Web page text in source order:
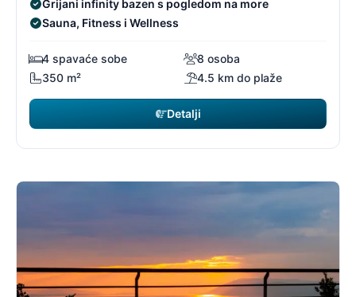
Grijani infinity bazen s pogledom na more
Sauna, Fitness i Wellness
4 spavaće sobe
8 osoba
350 m²
4.5 km do plaže
Detalji